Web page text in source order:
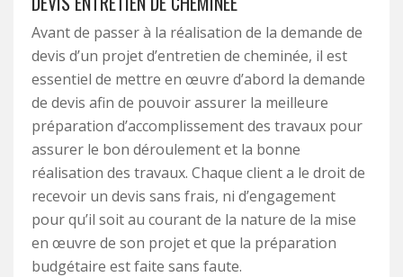
Avant de passer à la réalisation de la demande de
devis d’un projet d’entretien de cheminée, il est
essentiel de mettre en œuvre d’abord la demande
de devis afin de pouvoir assurer la meilleure
préparation d’accomplissement des travaux pour
assurer le bon déroulement et la bonne
réalisation des travaux. Chaque client a le droit de
recevoir un devis sans frais, ni d’engagement
pour qu’il soit au courant de la nature de la mise
en œuvre de son projet et que la préparation
budgétaire est faite sans faute.